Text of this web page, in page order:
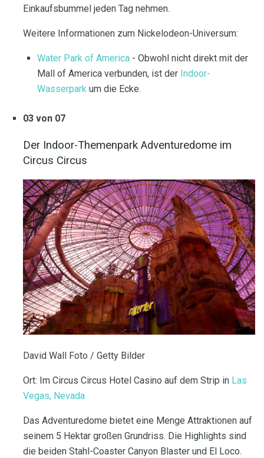
Einkaufsbummel jeden Tag nehmen.
Weitere Informationen zum Nickelodeon-Universum:
Water Park of America - Obwohl nicht direkt mit der
Mall of America verbunden, ist der Indoor-
Wasserpark um die Ecke.
03 von 07
Der Indoor-Themenpark Adventuredome im
Circus Circus
David Wall Foto / Getty Bilder
Ort: Im Circus Circus Hotel Casino auf dem Strip in Las
Vegas, Nevada
Das Adventuredome bietet eine Menge Attraktionen auf
seinem 5 Hektar großen Grundriss. Die Highlights sind
die beiden Stahl-Coaster Canyon Blaster und El Loco.